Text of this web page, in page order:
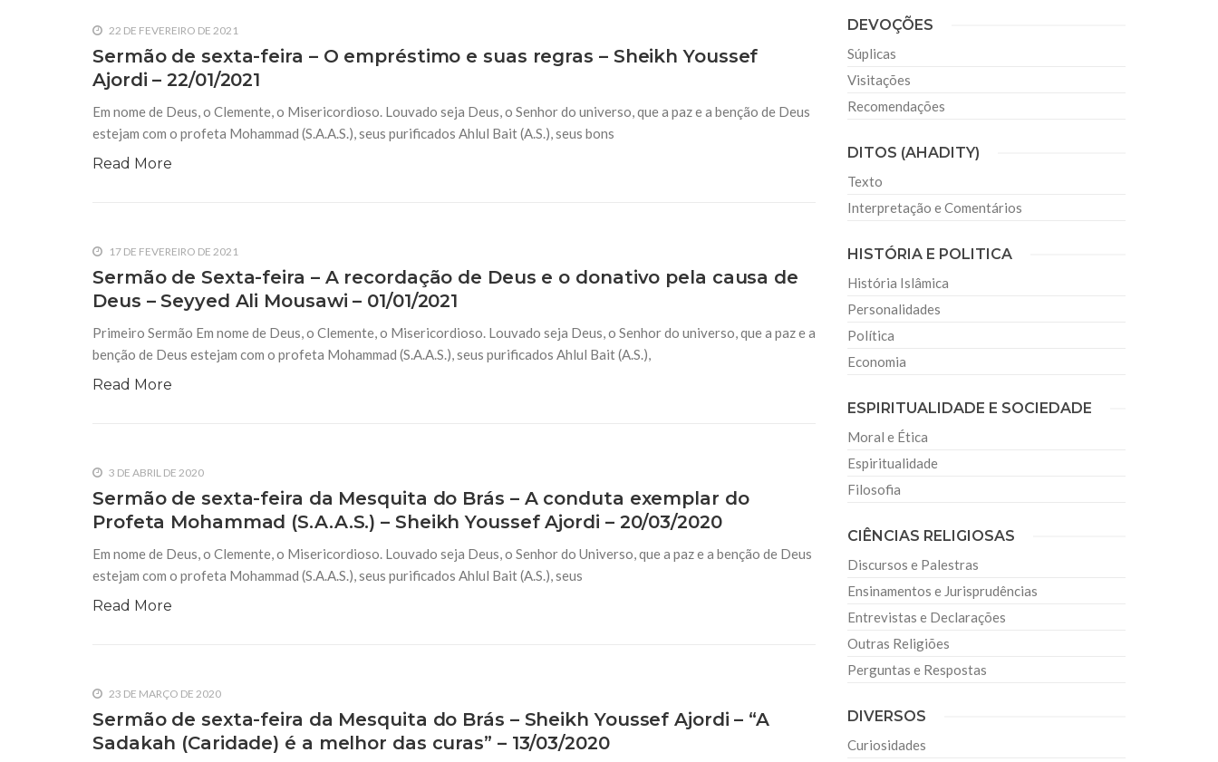
22 DE FEVEREIRO DE 2021
Sermão de sexta-feira – O empréstimo e suas regras – Sheikh Youssef
Ajordi – 22/01/2021
Em nome de Deus, o Clemente, o Misericordioso. Louvado seja Deus, o Senhor do universo, que a paz e a benção de Deus
estejam com o profeta Mohammad (S.A.A.S.), seus purificados Ahlul Bait (A.S.), seus bons
Read More
17 DE FEVEREIRO DE 2021
Sermão de Sexta-feira – A recordação de Deus e o donativo pela causa de
Deus – Seyyed Ali Mousawi – 01/01/2021
Primeiro Sermão Em nome de Deus, o Clemente, o Misericordioso. Louvado seja Deus, o Senhor do universo, que a paz e a
benção de Deus estejam com o profeta Mohammad (S.A.A.S.), seus purificados Ahlul Bait (A.S.),
Read More
3 DE ABRIL DE 2020
Sermão de sexta-feira da Mesquita do Brás – A conduta exemplar do
Profeta Mohammad (S.A.A.S.) – Sheikh Youssef Ajordi – 20/03/2020
Em nome de Deus, o Clemente, o Misericordioso. Louvado seja Deus, o Senhor do Universo, que a paz e a benção de Deus
estejam com o profeta Mohammad (S.A.A.S.), seus purificados Ahlul Bait (A.S.), seus
Read More
23 DE MARÇO DE 2020
Sermão de sexta-feira da Mesquita do Brás – Sheikh Youssef Ajordi – “A
Sadakah (Caridade) é a melhor das curas” – 13/03/2020
DEVOÇÕES
Súplicas
Visitações
Recomendações
DITOS (AHADITY)
Texto
Interpretação e Comentários
HISTÓRIA E POLITICA
História Islâmica
Personalidades
Política
Economia
ESPIRITUALIDADE E SOCIEDADE
Moral e Ética
Espiritualidade
Filosofia
CIÊNCIAS RELIGIOSAS
Discursos e Palestras
Ensinamentos e Jurisprudências
Entrevistas e Declarações
Outras Religiões
Perguntas e Respostas
DIVERSOS
Curiosidades